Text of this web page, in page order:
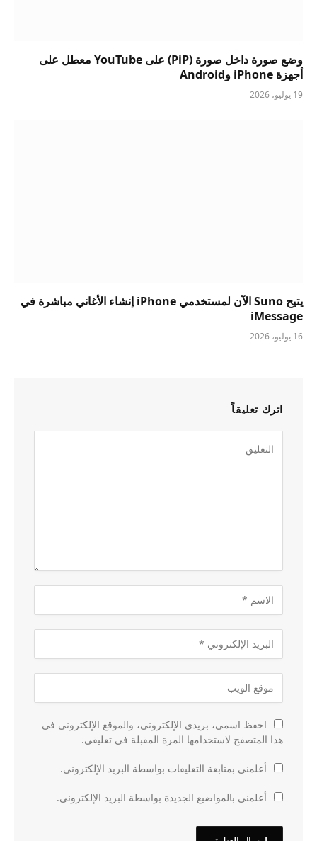
وضع صورة داخل صورة (PiP) على YouTube معطل على
أجهزة iPhone وAndroid
19 يوليو، 2026
يتيح Suno الآن لمستخدمي iPhone إنشاء الأغاني مباشرة في
iMessage
16 يوليو، 2026
اترك تعليقاً
احفظ اسمي، بريدي الإلكتروني، والموقع الإلكتروني في
هذا المتصفح لاستخدامها المرة المقبلة في تعليقي.
أعلمني بمتابعة التعليقات بواسطة البريد الإلكتروني.
أعلمني بالمواضيع الجديدة بواسطة البريد الإلكتروني.